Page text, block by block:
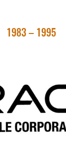
1983 – 1995